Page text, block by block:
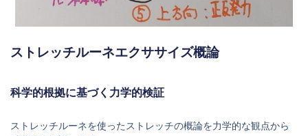
ストレッチルーネエクササイズ概論
科学的根拠に基づく力学的検証
ストレッチルーネを使ったストレッチの概論を力学的な観点から